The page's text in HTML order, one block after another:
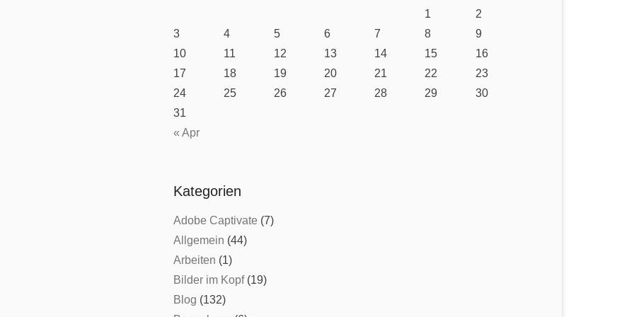
« Apr
1
2
3
4 5 6 7 8
9
10
11 12 13 14 15
16
17
18 19 20 21 22
23
24
25 26 27 28 29
30
31
Kategorien
Adobe Captivate (7)
Allgemein (44)
Arbeiten (1)
Bilder im Kopf(19)
Blog (132)